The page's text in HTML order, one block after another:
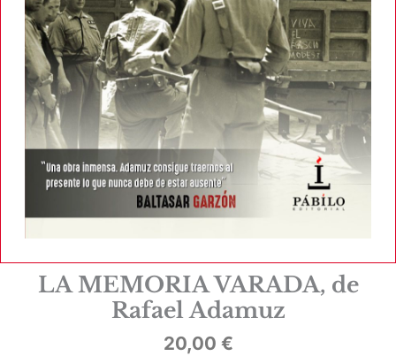
LA MEMORIA VARADA, de
Rafael Adamuz
20,00 €